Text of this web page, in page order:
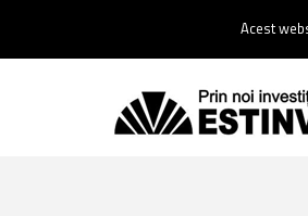
0237 238 900 |
Acest